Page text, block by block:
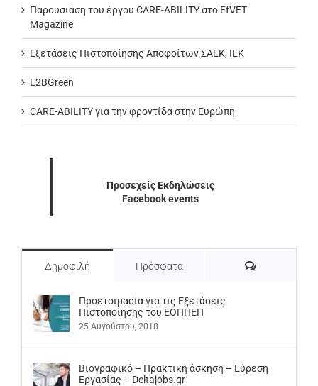
Παρουσιάση του έργου CARE-ABILITY στο EfVET
Magazine
Εξετάσεις Πιστοποίησης Αποφοίτων ΣΑΕΚ, ΙΕΚ
L2BGreen
CARE-ABILITY για την φροντίδα στην Ευρώπη
Προσεχείς Εκδηλώσεις
Facebook events
Δημοφιλή Πρόσφατα Σχόλια
Προετοιμασία για τις Εξετάσεις
Πιστοποίησης του ΕΟΠΠΕΠ
25 Αυγούστου, 2018
Βιογραφικό – Πρακτική άσκηση – Εύρεση
Εργασίας – Deltajobs.gr